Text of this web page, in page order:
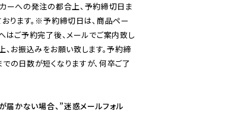
への発注の都合上、予約締切日ま
ります。※予約締切日は、商品ペー
はご予約完了後、メールでご案内致し
、お振込みをお願い致します。予約締
の日数が短くなりますが、何卒ご了
届かない場合、”迷惑メールフォル